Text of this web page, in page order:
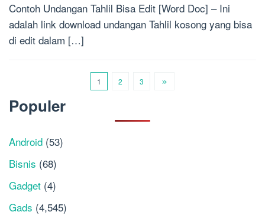
Contoh Undangan Tahlil Bisa Edit [Word Doc] – Ini
adalah link download undangan Tahlil kosong yang bisa
di edit dalam […]
1 2 3
Populer
Android (53)
Bisnis (68)
Gadget (4)
Gads (4,545)